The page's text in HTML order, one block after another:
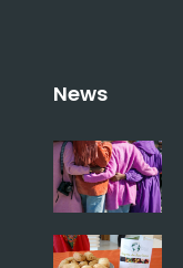
News